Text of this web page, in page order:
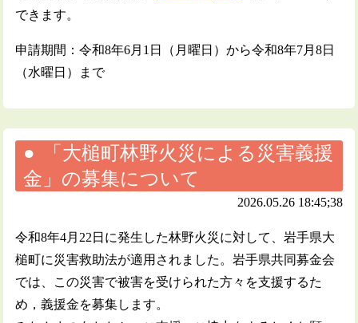
できます。
申請期間：令和8年6月1日（月曜日）から令和8年7月8日
（水曜日）まで
「大槌町林野火災による災害義援
金」の募集について
2026.05.26 18:45;38
令和8年4月22日に発生した林野火災に対して、岩手県大
槌町に災害救助法が適用されました。岩手県共同募金会
では、この災害で被害を受けられた方々を支援するた
め，義援金を募集します。